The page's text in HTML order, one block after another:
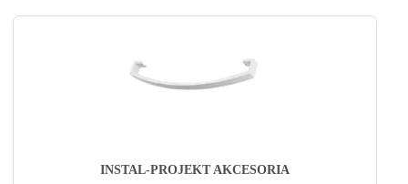
INSTAL-PROJEKT AKCESORIA